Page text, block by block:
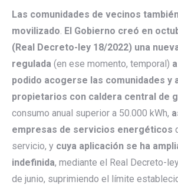
Las comunidades de vecinos
movilizado. El Gobierno creó en
(Real Decreto-ley 18/2022) una
regulada (en ese momento, temporal)
podido acogerse las comunidades y
propietarios con caldera central de
consumo anual superior a 50.000 kWh,
empresas de servicios energéticos
servicio, y cuya aplicación se ha
indefinida, mediante el Real Decreto-
de junio, suprimiendo el límite